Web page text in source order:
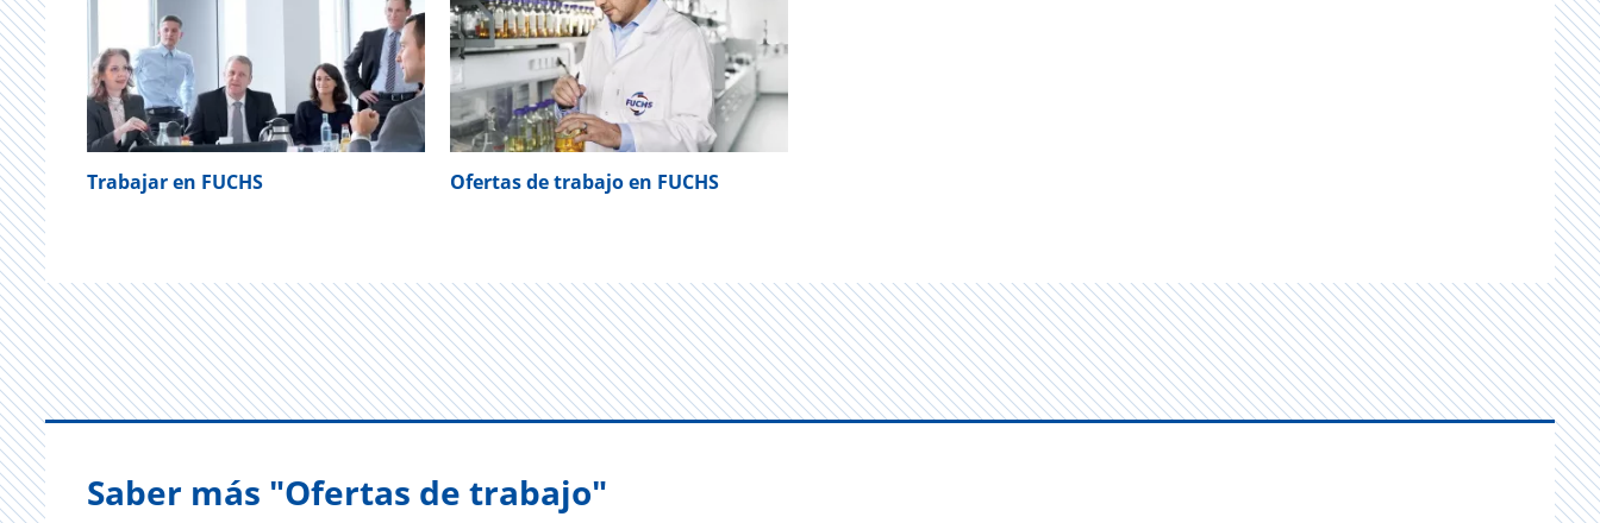
Trabajar en FUCHS Ofertas de trabajo en FUCHS
Saber más "Ofertas de trabajo"